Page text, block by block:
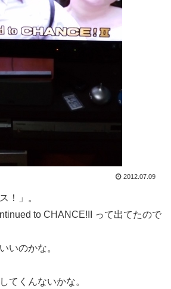
2012.07.09
！」。
to CHANCE!II って出てたので
いのかな。
てくんないかな。